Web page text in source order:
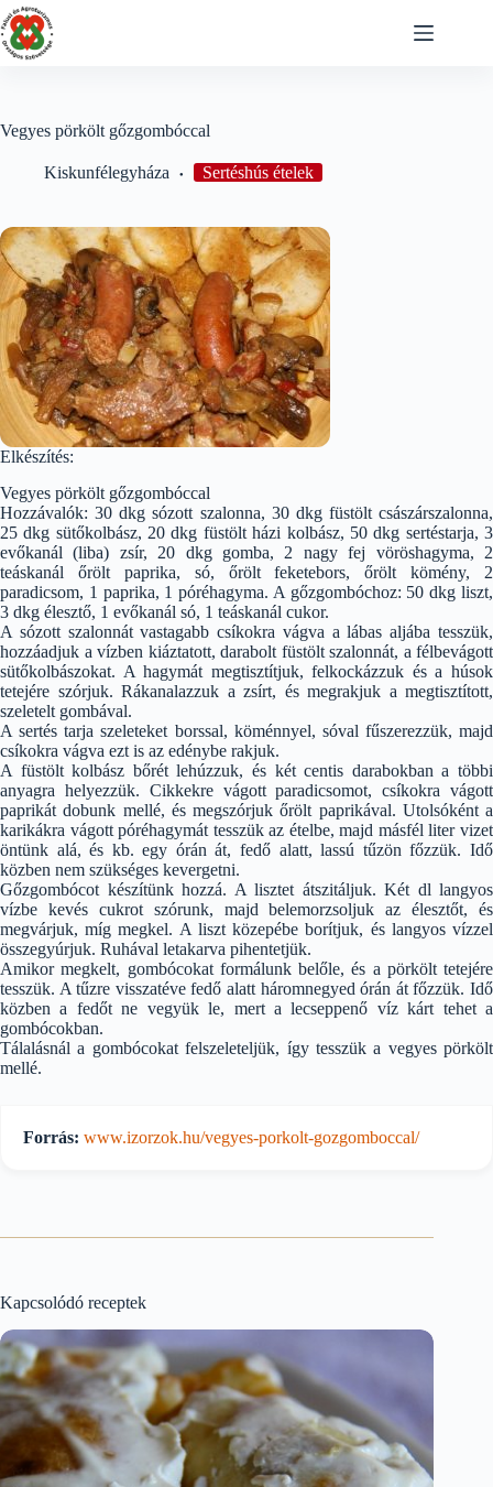
Skip
to
content
Vegyes pörkölt gőzgombóccal
Kiskunfélegyháza Sertéshús ételek
Elkészítés:
Vegyes pörkölt gőzgombóccal
Hozzávalók: 30 dkg sózott szalonna, 30 dkg füstölt császárszalonna,
25 dkg sütőkolbász, 20 dkg füstölt házi kolbász, 50 dkg sertéstarja, 3
evőkanál (liba) zsír, 20 dkg gomba, 2 nagy fej vöröshagyma, 2
teáskanál őrölt paprika, só, őrölt feketebors, őrölt kömény, 2
paradicsom, 1 paprika, 1 póréhagyma. A gőzgombóchoz: 50 dkg liszt,
3 dkg élesztő, 1 evőkanál só, 1 teáskanál cukor.
A sózott szalonnát vastagabb csíkokra vágva a lábas aljába tesszük,
hozzáadjuk a vízben kiáztatott, darabolt füstölt szalonnát, a félbevágott
sütőkolbászokat. A hagymát megtisztítjuk, felkockázzuk és a húsok
tetejére szórjuk. Rákanalazzuk a zsírt, és megrakjuk a megtisztított,
szeletelt gombával.
A sertés tarja szeleteket borssal, köménnyel, sóval fűszerezzük, majd
csíkokra vágva ezt is az edénybe rakjuk.
A füstölt kolbász bőrét lehúzzuk, és két centis darabokban a többi
anyagra helyezzük. Cikkekre vágott paradicsomot, csíkokra vágott
paprikát dobunk mellé, és megszórjuk őrölt paprikával. Utolsóként a
karikákra vágott póréhagymát tesszük az ételbe, majd másfél liter vizet
öntünk alá, és kb. egy órán át, fedő alatt, lassú tűzön főzzük. Idő
közben nem szükséges kevergetni.
Gőzgombócot készítünk hozzá. A lisztet átszitáljuk. Két dl langyos
vízbe kevés cukrot szórunk, majd belemorzsoljuk az élesztőt, és
megvárjuk, míg megkel. A liszt közepébe borítjuk, és langyos vízzel
összegyúrjuk. Ruhával letakarva pihentetjük.
Amikor megkelt, gombócokat formálunk belőle, és a pörkölt tetejére
tesszük. A tűzre visszatéve fedő alatt háromnegyed órán át főzzük. Idő
közben a fedőt ne vegyük le, mert a lecseppenő víz kárt tehet a
gombócokban.
Tálalásnál a gombócokat felszeleteljük, így tesszük a vegyes pörkölt
mellé.
Forrás: www.izorzok.hu/vegyes-porkolt-gozgomboccal/
Kapcsolódó receptek